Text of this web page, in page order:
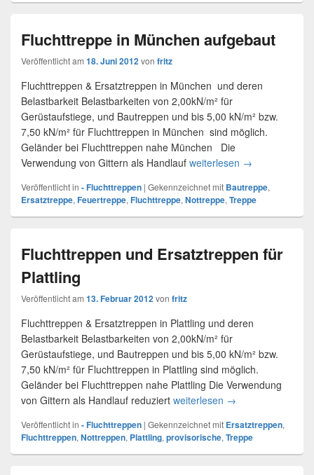
Fluchttreppe in München aufgebaut
Veröffentlicht am 18. Juni 2012von fritz
Fluchttreppen & Ersatztreppen in München und deren
Belastbarkeit Belastbarkeiten von 2,00kN/m² für
Gerüstaufstiege, und Bautreppen und bis 5,00 kN/m² bzw.
7,50 kN/m² für Fluchttreppen in München sind möglich.
Geländer bei Fluchttreppen nahe München Die
Verwendung von Gittern als Handlauf weiterlesen Fluchttreppe in
→
Veröffentlicht in - Fluchttreppen | Gekennzeichnet mit Bautreppe,
Ersatztreppe, Feuertreppe, Fluchttreppe, Nottreppe, Treppe
Fluchttreppen und Ersatztreppen für
Plattling
Veröffentlicht am 13. Februar 2012von fritz
Fluchttreppen & Ersatztreppen in Plattling und deren
Belastbarkeit Belastbarkeiten von 2,00kN/m² für
Gerüstaufstiege, und Bautreppen und bis 5,00 kN/m² bzw.
7,50 kN/m² für Fluchttreppen in Plattling sind möglich.
Geländer bei Fluchttreppen nahe Plattling Die Verwendung
von Gittern als Handlauf reduziert weiterlesen Fluchttreppen und
→
Veröffentlicht in - Fluchttreppen | Gekennzeichnet mit Ersatztreppen,
Fluchttreppen, Nottreppen, Plattling, provisorische, Treppe